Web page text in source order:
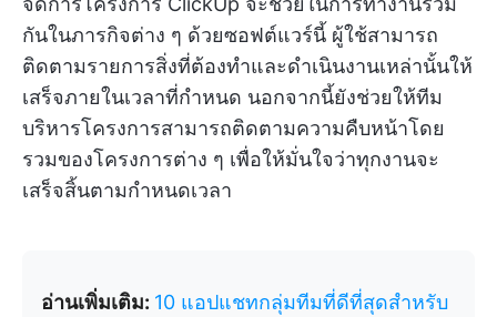
กันในภารกิจต่าง ๆ ด้วยซอฟต์แวร์นี้ ผู้ใช้สามารถ
ติดตามรายการสิ่งที่ต้องทำและดำเนินงานเหล่านั้นให้
เสร็จภายในเวลาที่กำหนด นอกจากนี้ยังช่วยให้ทีม
บริหารโครงการสามารถติดตามความคืบหน้าโดย
รวมของโครงการต่าง ๆ เพื่อให้มั่นใจว่าทุกงานจะ
เสร็จสิ้นตามกำหนดเวลา
อ่านเพิ่มเติม: 10 แอปแชทกลุ่มทีมที่ดีที่สุดสำหรับ